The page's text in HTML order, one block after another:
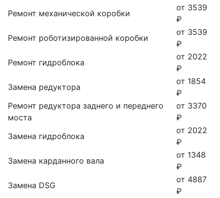
Ремонт механической коробки
от 3539
₽
Ремонт роботизированной коробки
от 3539
₽
Ремонт гидроблока
от 2022
₽
Замена редуктора
от 1854
₽
Ремонт редуктора заднего и переднего
моста
от 3370
₽
Замена гидроблока
от 2022
₽
Замена карданного вала
от 1348
₽
Замена DSG
от 4887
₽